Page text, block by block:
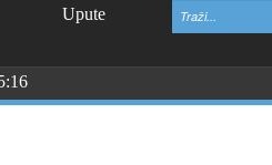
Upute
i DAN HRVATSKIH BRANITELJA